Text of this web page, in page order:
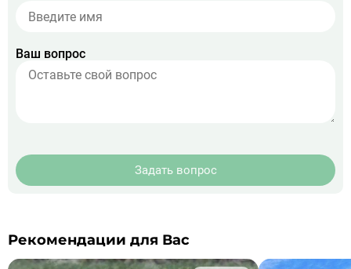
Ваш вопрос
Задать вопрос
Рекомендации для Вас